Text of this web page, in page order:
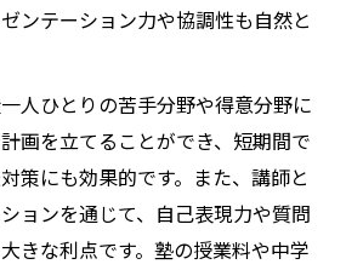
ンテーション力や協調性も自然と
人ひとりの苦手分野や得意分野に
画を立てることができ、短期間で
策にも効果的です。また、講師と
ョンを通じて、自己表現力や質問
きな利点です。塾の授業料や中学